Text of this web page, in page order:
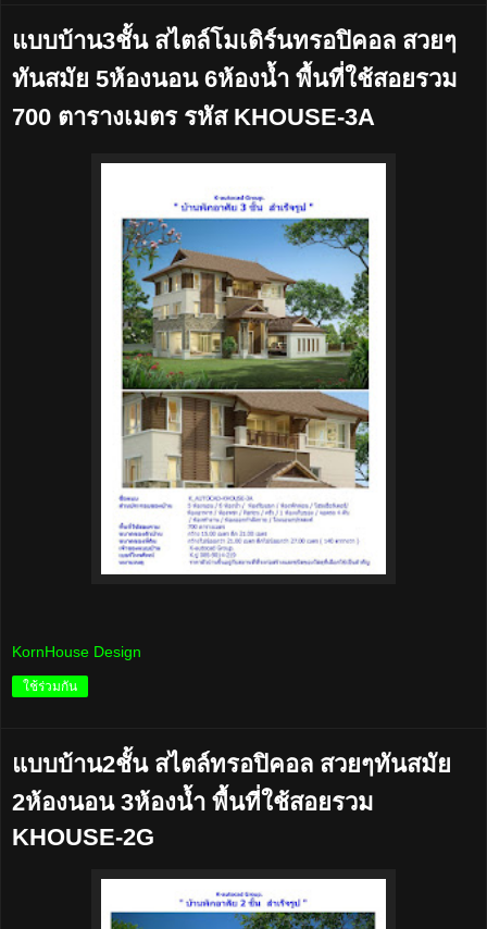
แบบบ้าน3ชั้น สไตล์โมเดิร์นทรอปิคอล สวยๆ
ทันสมัย 5ห้องนอน 6ห้องน้ำ พื้นที่ใช้สอยรวม
700 ตารางเมตร รหัส KHOUSE-3A
KornHouse Design
ใช้ร่วมกัน
แบบบ้าน2ชั้น สไตล์ทรอปิคอล สวยๆทันสมัย
2ห้องนอน 3ห้องน้ำ พื้นที่ใช้สอยรวม
KHOUSE-2G